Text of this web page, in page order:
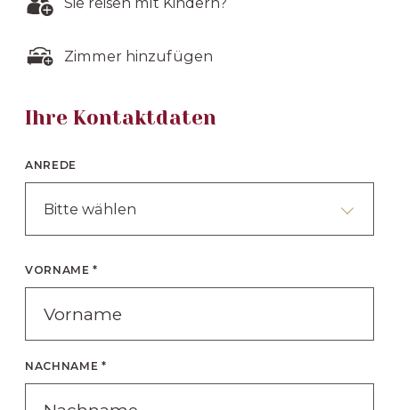
Zimmer hinzufügen
Ihre Kontaktdaten
ANREDE
Bitte wählen
VORNAME *
NACHNAME *